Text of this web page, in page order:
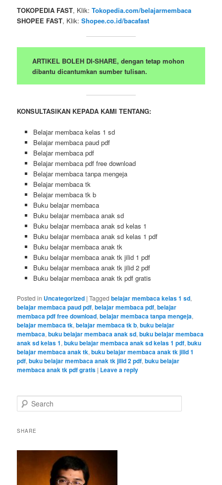
TOKOPEDIA FAST, Klik:Tokopedia.com/belajarmembaca
SHOPEE FAST, Klik:Shopee.co.id/bacafast
ARTIKEL BOLEH DI-SHARE, dengan tetap mohon
dibantu dicantumkan sumber tulisan.
KONSULTASIKAN KEPADA KAMI TENTANG:
Belajar membaca kelas 1 sd
Belajar membaca paud pdf
Belajar membaca pdf
Belajar membaca pdf free download
Belajar membaca tanpa mengeja
Belajar membaca tk
Belajar membaca tk b
Buku belajar membaca
Buku belajar membaca anak sd
Buku belajar membaca anak sd kelas 1
Buku belajar membaca anak sd kelas 1 pdf
Buku belajar membaca anak tk
Buku belajar membaca anak tk jilid 1 pdf
Buku belajar membaca anak tk jilid 2 pdf
Buku belajar membaca anak tk pdf gratis
Posted in Uncategorized |Tagged belajar membaca kelas 1 sd,
belajar membaca paud pdf,belajar membaca pdf,belajar
membaca pdf free download,belajar membaca tanpa mengeja,
belajar membaca tk,belajar membaca tk b,buku belajar
membaca,buku belajar membaca anak sd,buku belajar membaca
anak sd kelas 1,buku belajar membaca anak sd kelas 1 pdf,buku
belajar membaca anak tk,buku belajar membaca anak tk jilid 1
pdf,buku belajar membaca anak tk jilid 2 pdf,buku belajar
membaca anak tk pdf gratis | Leave a reply
e
rSHARE